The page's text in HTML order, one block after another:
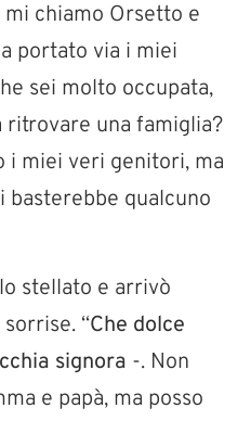
mi chiamo Orsetto e
portato via i miei
sei molto occupata,
una famiglia?
i miei veri genitori, ma
basterebbe qualcuno
stellato e arrivò
“Che dolce
signora -. Non
e papà, ma posso